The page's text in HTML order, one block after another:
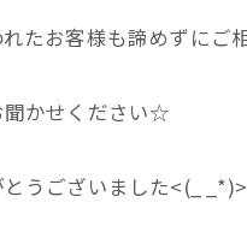
たお客様も諦めずにご
聞かせください☆
うございました<(_ _*)>